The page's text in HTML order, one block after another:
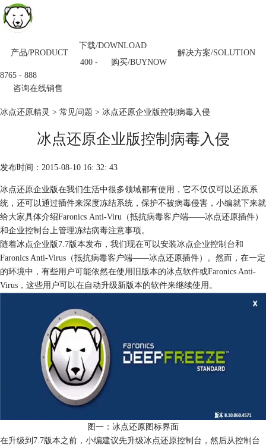
产品/PRODUCT 解决方案/SOLUTION
下载/DOWNLOAD
购买/BUYNOW
400 -
8765 - 888
咨询在线销售
冰点还原精灵 > 常见问题 > 冰点还原企业版控制病毒入侵
冰点还原企业版控制病毒入侵
发布时间：2015-08-10 16: 32: 43
冰点还原企业版在我们生活中很多领域都有使用，它不仅仅可以还原系
统，还可以通过插件来深度冻结系统，保护不被病毒侵害，小编就下来就
给大家具体介绍Faronics Anti-Viru（抵抗病毒客户端——冰点还原插件）
和企业控制台上管理冻结病毒注意事项。
随着冰点企业版7.7版本发布，我们现在可以安装冰点企业控制台和
Faronics Anti-Virus（抵抗病毒客户端——冰点还原插件）。然而，在一定
的环境中，有些用户可能依然在使用旧版本的冰点软件或Faronics Anti-
Virus，这些用户可以在自动升级新版本的软件来继续使用。
图一：冰点还原图标界面
在升级到7.7版本之前，小编建议先升级冰点还原控制台，然后从控制台